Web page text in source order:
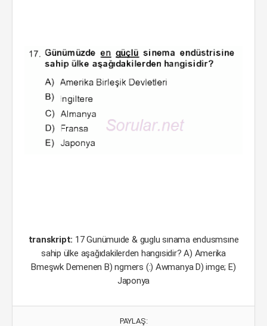
transkript: 17 Gunümuıde & guglu sınama endusmsıne
sahip ülke aşağıdakilerden hangısidir? A) Amerika
Bmeşwk Demenen B) ngmers (:) Awmanya D) imge; E)
Japonya
PAYLAŞ: